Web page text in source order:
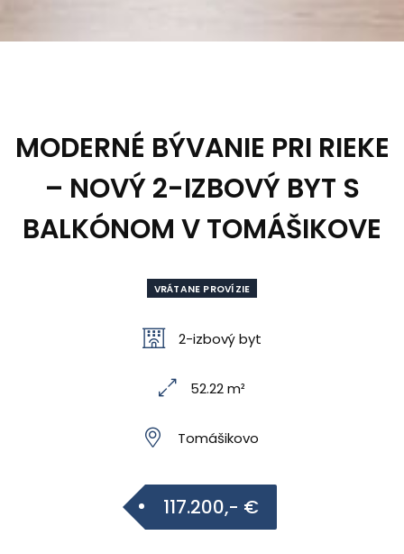
MODERNÉ BÝVANIE PRI RIEKE
– NOVÝ 2-IZBOVÝ BYT S
BALKÓNOM V TOMÁŠIKOVE
VRÁTANE PROVÍZIE
2-izbový byt
52.22 m²
Tomášikovo
117.200,- €